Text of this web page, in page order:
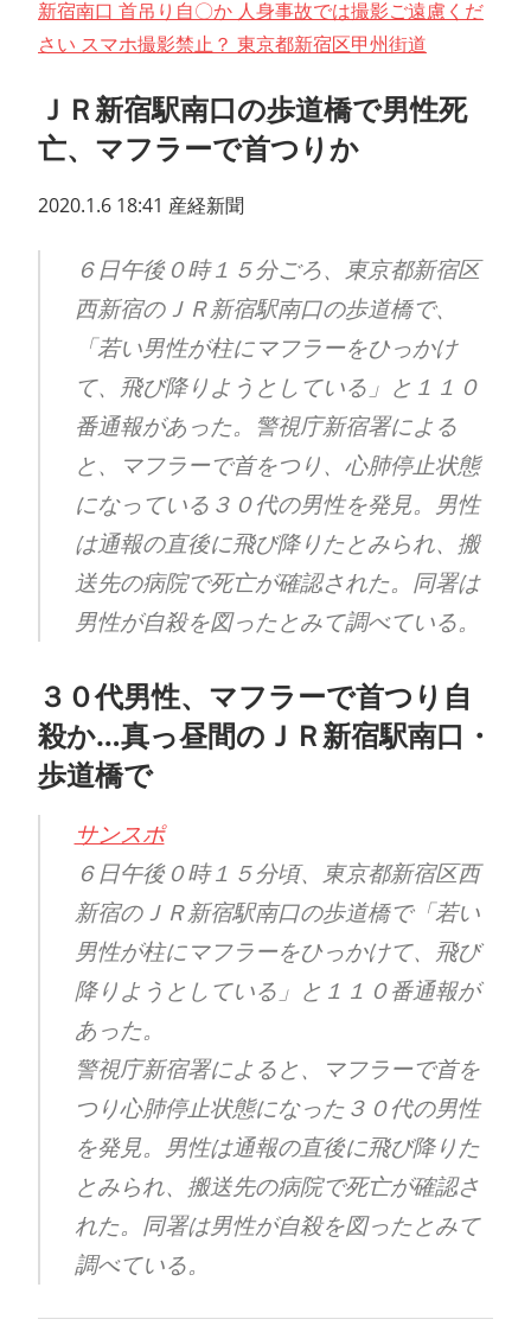
新宿南口 首吊り自〇か 人身事故では撮影ご遠慮くだ
さい スマホ撮影禁止？ 東京都新宿区甲州街道
ＪＲ新宿駅南口の歩道橋で男性死
亡、マフラーで首つりか
2020.1.6 18:41 産経新聞
６日午後０時１５分ごろ、東京都新宿区
西新宿のＪＲ新宿駅南口の歩道橋で、
「若い男性が柱にマフラーをひっかけ
て、飛び降りようとしている」と１１０
番通報があった。警視庁新宿署による
と、マフラーで首をつり、心肺停止状態
になっている３０代の男性を発見。男性
は通報の直後に飛び降りたとみられ、搬
送先の病院で死亡が確認された。同署は
男性が自殺を図ったとみて調べている。
３０代男性、マフラーで首つり自
殺か…真っ昼間のＪＲ新宿駅南口・
歩道橋で
サンスポ
６日午後０時１５分頃、東京都新宿区西
新宿のＪＲ新宿駅南口の歩道橋で「若い
男性が柱にマフラーをひっかけて、飛び
降りようとしている」と１１０番通報が
あった。
警視庁新宿署によると、マフラーで首を
つり心肺停止状態になった３０代の男性
を発見。男性は通報の直後に飛び降りた
とみられ、搬送先の病院で死亡が確認さ
れた。同署は男性が自殺を図ったとみて
調べている。